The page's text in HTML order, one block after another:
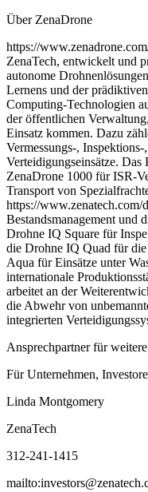
Über ZenaDrone
https://
ZenaTech, entwickelt und
autonome
Lernens und der
Computing-Technologien
der öffentlichen
Einsatz kommen. Dazu
Vermessungs-,
Verteidigungseinsätze.
ZenaDrone 1000 für ISR-
Transport von
https://www.zenatech.com/
Bestandsmanagement und
Drohne IQ Square für
die Drohne IQ Quad für
Aqua für Einsätze unter
internationale
arbeitet an der
die Abwehr von
integrierten
Ansprechpartner für
Für Unternehmen,
Linda Montgomery
ZenaTech
312-241-1415